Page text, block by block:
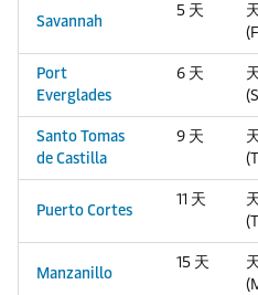
Savannah
5 天
Port
Everglades
6 天
Santo Tomas
de Castilla
9 天
Puerto Cortes
11 天
Manzanillo
15 天